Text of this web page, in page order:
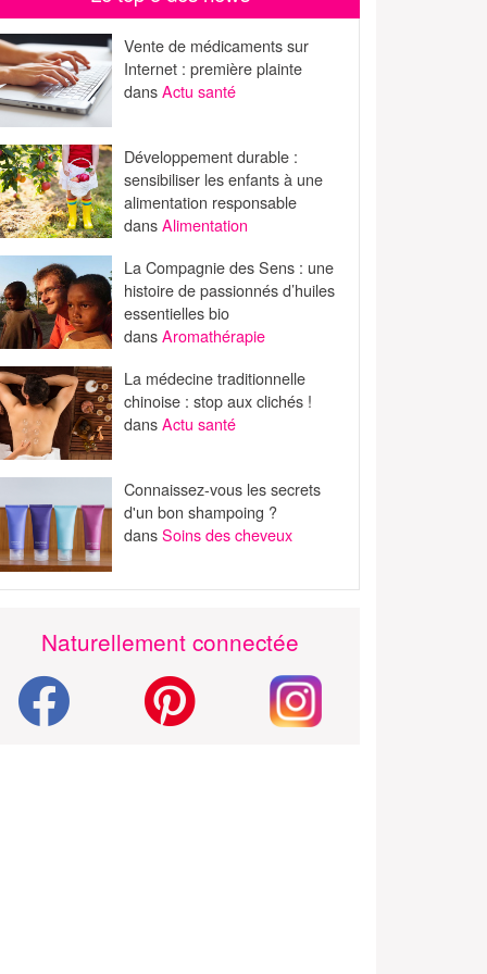
Vente de médicaments sur
Internet : première plainte
dansActu santé
Développement durable :
sensibiliser les enfants à une
alimentation responsable
dansAlimentation
La Compagnie des Sens : une
histoire de passionnés d’huiles
essentielles bio
dansAromathérapie
La médecine traditionnelle
chinoise : stop aux clichés !
dansActu santé
Connaissez-vous les secrets
d'un bon shampoing ?
dansSoins des cheveux
Naturellement connectée